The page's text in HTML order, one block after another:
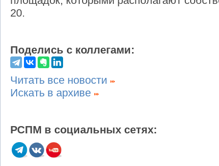
20.
Поделись с коллегами:
Читать все новости
Искать в архиве
РСПМ в социальных сетях: